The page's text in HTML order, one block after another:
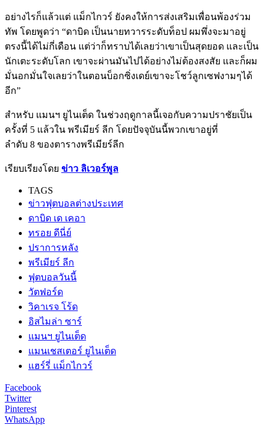
อย่างไรก็แล้วแต่ แม็กไกวร์ ยังคงให้การส่งเสริมเพื่อนพ้องร่วม
ทัพ โดยพูดว่า “ดาบิด เป็นนายทวารระดับท็อป ผมพึ่งจะมาอยู่
ตรงนี้ได้ไม่กี่เดือน แต่ว่าก็ทราบได้เลยว่าเขาเป็นสุดยอด และเป็น
นักเตะระดับโลก เขาจะผ่านมันไปได้อย่างไม่ต้องสงสัย และก็ผม
มั่นอกมั่นใจเลยว่าในตอนบ็อกซิ่งเดย์เขาจะโชว์ลูกเซฟงามๆได้
อีก”
สำหรับ แมนฯ ยูไนเต็ด ในช่วงฤดูกาลนี้เจอกับความปราชัยเป็น
ครั้งที่ 5 แล้วใน พรีเมียร์ ลีก โดยปัจจุบันนี้พวกเขาอยู่ที่
ลำดับ 8 ของตารางพรีเมียร์ลีก
เรียบเรียงโดย ข่าว ลิเวอร์พูล
TAGS
ข่าวฟุตบอลต่างประเทศ
ดาบิด เด เคอา
ทรอย ดีนี่ย์
ปราการหลัง
พรีเมียร์ ลีก
ฟุตบอลวันนี้
วัตฟอร์ด
วิคาเรจ โร้ด
อิสไมล่า ซาร์
แมนฯ ยูไนเต็ด
แมนเชสเตอร์ ยูไนเต็ด
แฮร์รี่ แม็กไกวร์
Facebook
Twitter
Pinterest
WhatsApp